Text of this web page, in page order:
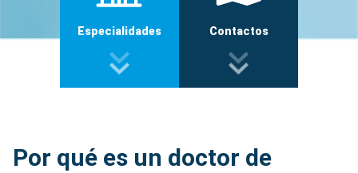
Especialidades Contactos
Por qué es un doctor de